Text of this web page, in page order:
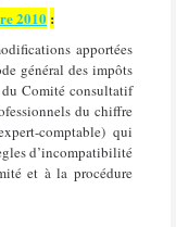
2010 :
apportées
général des impôts
Comité consultatif
du chiffre
comptable) qui
d’incompatibilité
et à la procédure